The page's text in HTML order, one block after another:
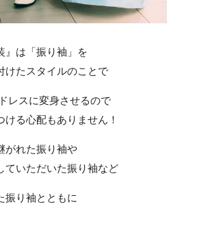
』は「振り袖」を
けたスタイルのことで
レスに変身させるので
る心配もありません！
がれた振り袖や
ていただいた振り袖など
振り袖とともに